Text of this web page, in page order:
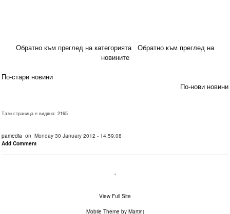
Обратно към преглед на категорията
Обратно към преглед на
новините
По-стари новини
По-нови новини
Тази страница е видяна: 2165
pamedia on Monday 30 January 2012 - 14:59:08
Add Comment
.
View Full Site
Mobile Theme by Martinj